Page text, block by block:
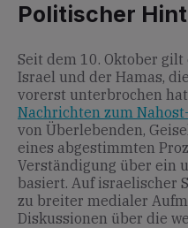
Politischer
Seit dem 10. Oktober
Israel und der Hamas,
vorerst unterbrochen
Nachrichten zum
von Überlebenden,
eines abgestimmten
Verständigung über ein
basiert. Auf israelischer
zu breiter medialer
Diskussionen über die